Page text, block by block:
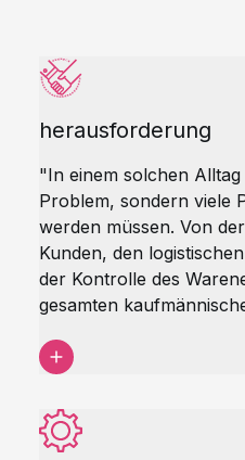
herausforderung
"In einem solchen
Problem, sondern viele
werden müssen. Von
Kunden, den
der Kontrolle des
gesamten